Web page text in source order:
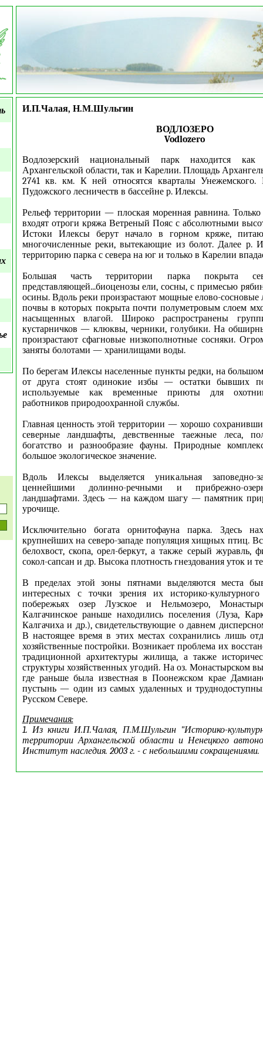
И.П.Чалая, Н.М.Шульгин
ВОДЛОЗЕРО
Vodlozero
Водлозерский национальный парк находится
Архангельской области, так и Карелии. Площадь
2741 кв. км. К ней относятся кварталы Унежемского.
Пудожского лесничеств в бассейне р. Илексы.
Рельеф территории — плоская моренная равнина.
входят отроги кряжа Ветреный Пояс с абсолютными
Истоки Илексы берут начало в горном кряже,
многочисленные реки, вытекающие из болот. Далее р.
территорию парка с севера на юг и только в Карелии
Большая часть территории парка покрыта
представляющей...биоценозы ели, сосны, с примесью
осины. Вдоль реки произрастают мощные елово-сосновые
почвы в которых покрыта почти полуметровым слоем
насыщенных влагой. Широко распространены
кустарничков — клюквы, черники, голубики. На
произрастают сфагновые низкополнотные сосняки.
заняты болотами — хранилищами воды.
По берегам Илексы населенные пункты редки, на
от друга стоят одинокие избы — остатки бывших
используемые как временные приюты для
работников природоохранной службы.
Главная ценность этой территории — хорошо
северные ландшафты, девственные таежные леса,
богатство и разнообразие фауны. Природные
большое экологическое значение.
Вдоль Илексы выделяется уникальная заповедно-
ценнейшими долинно-речными и прибрежно-
ландшафтами. Здесь — на каждом шагу — памятник
урочище.
Исключительно богата орнитофауна парка. Здесь
крупнейших на северо-западе популяция хищных птиц.
белохвост, скопа, орел-беркут, а также серый журавль,
сокол-сапсан и др. Высока плотность гнездования уток и
В пределах этой зоны пятнами выделяются места
интересных с точки зрения их историко-
побережьях озер Лузское и Нельмозеро,
Калгачинское раньше находились поселения (Луза,
Калгачиха и др.), свидетельствующие о давнем
В настоящее время в этих местах сохранились лишь
хозяйственные постройки. Возникает проблема их
традиционной архитектуры жилища, а также
структуры хозяйственных угодий. На оз. Монастырском
где раньше была известная в Поонежском крае
пустынь — один из самых удаленных и
Русском Севере.
Примечания:
1. Из книги И.П.Чалая, П.М.Шульгин "Историко-
территории Архангельской области и Ненецкого
Институт наследия. 2003 г. - с небольшими сокращениями.